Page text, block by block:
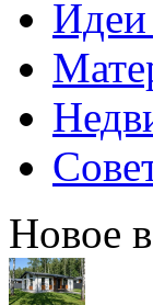
Идеи
Новое